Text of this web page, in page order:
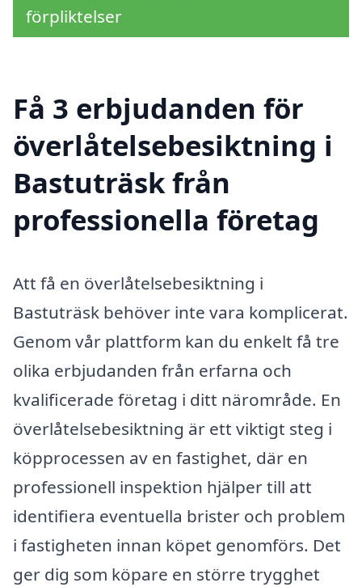
förpliktelser
Få 3 erbjudanden för
överlåtelsebesiktning i
Bastuträsk från
professionella företag
Att få en överlåtelsebesiktning i
Bastuträsk behöver inte vara komplicerat.
Genom vår plattform kan du enkelt få tre
olika erbjudanden från erfarna och
kvalificerade företag i ditt närområde. En
överlåtelsebesiktning är ett viktigt steg i
köpprocessen av en fastighet, där en
professionell inspektion hjälper till att
identifiera eventuella brister och problem
i fastigheten innan köpet genomförs. Det
ger dig som köpare en större trygghet